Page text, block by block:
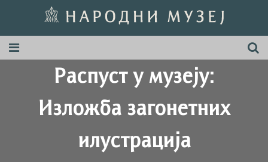
Распуст у музеју:
Изложба загонетних
илустрација